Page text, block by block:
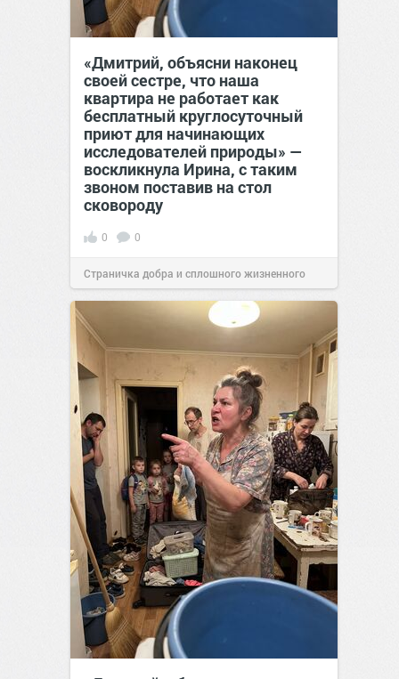
«Дмитрий, объясни наконец
своей сестре, что наша
квартира не работает как
бесплатный круглосуточный
приют для начинающих
исследователей природы» —
воскликнула Ирина, с таким
звоном поставив на стол
сковороду
0 0
Страничка добра и сплошного жизненного
позитива!00:2807 авг 2026